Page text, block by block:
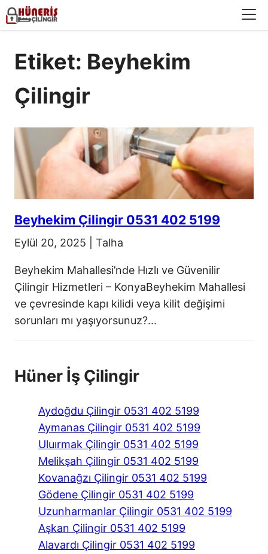
Etiket: Beyhekim
Çilingir
Beyhekim Çilingir 0531 402 5199
Eylül 20, 2025 Talha
Beyhekim Mahallesi’nde Hızlı ve Güvenilir
Çilingir Hizmetleri – KonyaBeyhekim Mahallesi
ve çevresinde kapı kilidi veya kilit değişimi
sorunları mı yaşıyorsunuz?...
Hüner İş Çilingir
Aydoğdu Çilingir 0531 402 5199
Aymanas Çilingir 0531 402 5199
Uluırmak Çilingir 0531 402 5199
Melikşah Çilingir 0531 402 5199
Kovanağzı Çilingir 0531 402 5199
Gödene Çilingir 0531 402 5199
Uzunharmanlar Çilingir 0531 402 5199
Aşkan Çilingir 0531 402 5199
Alavardı Çilingir 0531 402 5199